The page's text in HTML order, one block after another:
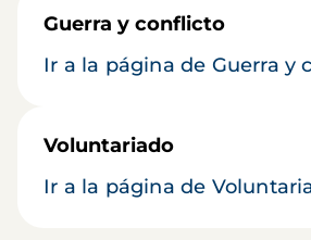
Guerra y conflicto
Ir a la página de Guerra y
Voluntariado
Ir a la página de